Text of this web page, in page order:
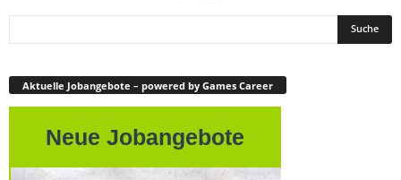
Aktuelle Jobangebote – powered by Games Career